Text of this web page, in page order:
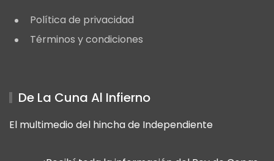
Política de privacidad
Términos y condiciones
De La Cuna Al Infierno
El multimedio del hincha de Independiente